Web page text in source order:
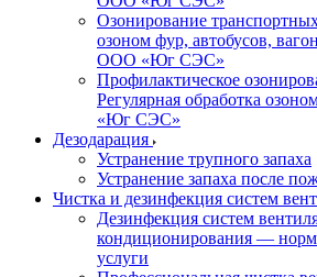
Озонирование
озоном фур, автобусов,
ООО «Юг СЭС»
Профилактическое
Регулярная обработка
«Юг СЭС»
Дезодарация
Устранение трупного запаха
Устранение запаха после
Чистка и дезинфекция систем
Дезинфекция систем
кондиционирования —
услуги